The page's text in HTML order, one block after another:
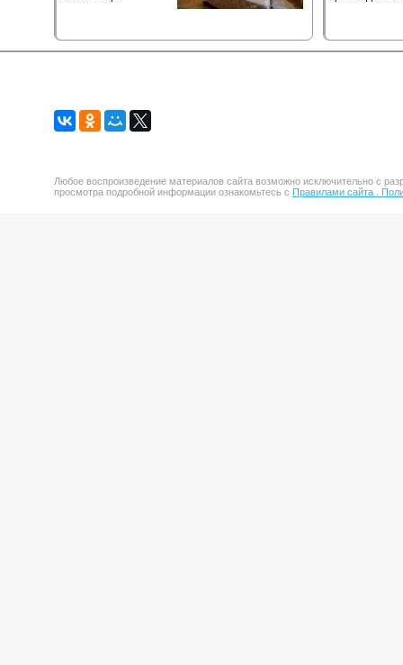
Любое воспроизведение материалов сайта возможно исключительно с
просмотра подробной информации ознакомьтесь с Правилами сайта .